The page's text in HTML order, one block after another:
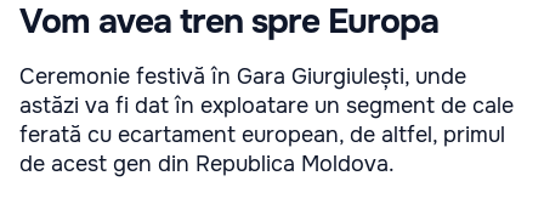
Vom avea tren spre Europa
Ceremonie festivă în Gara Giurgiulești, unde
astăzi va fi dat în exploatare un segment de cale
ferată cu ecartament european, de altfel, primul
de acest gen din Republica Moldova.